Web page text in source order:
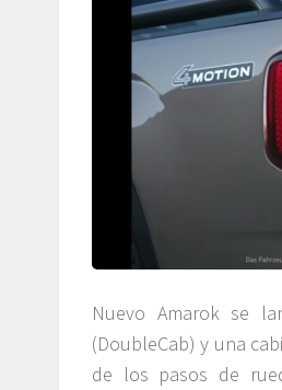
Nuevo Amarok se
(DoubleCab) y una
de los pasos de